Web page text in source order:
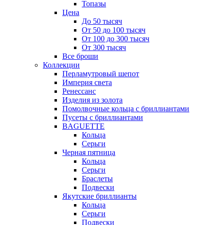
Топазы
Цена
До 50 тысяч
От 50 до 100 тысяч
От 100 до 300 тысяч
От 300 тысяч
Все броши
Коллекции
Перламутровый шепот
Империя света
Ренессанс
Изделия из золота
Помолвочные кольца с бриллиантами
Пусеты с бриллиантами
BAGUETTE
Кольца
Серьги
Черная пятница
Кольца
Серьги
Браслеты
Подвески
Якутские бриллианты
Кольца
Серьги
Подвески